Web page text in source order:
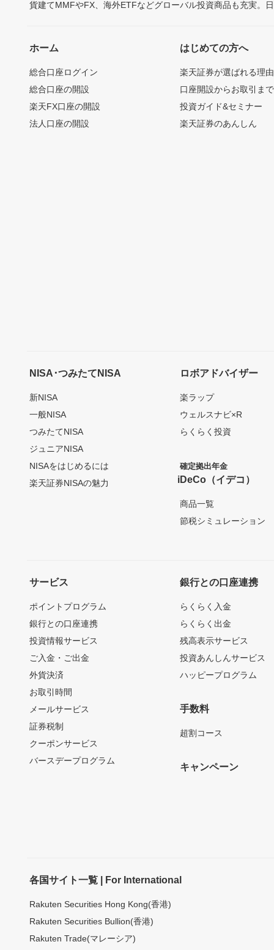
貨建てMMFやFX、海外ETFなどグローバル投資商品も充実。
ホーム
総合口座ログイン
総合口座の開設
楽天FX口座の開設
法人口座の開設
はじめての方へ
楽天証券が選ばれる理由
口座開設からお取引ま
投資ガイド&セミナー
楽天証券のあんしん
NISA･つみたてNISA
新NISA
一般NISA
つみたてNISA
ジュニアNISA
NISAをはじめるには
楽天証券NISAの魅力
ロボアドバイザー
楽ラップ
ウェルスナビ×R
らくらく投資
確定拠出年金
iDeCo（イデコ）
商品一覧
節税シミュレーション
サービス
ポイントプログラム
銀行との口座連携
投資情報サービス
ご入金・ご出金
外貨決済
お取引時間
メールサービス
証券税制
クーポンサービス
バースデープログラム
銀行との口座連携
らくらく入金
らくらく出金
残高表示サービス
投資あんしんサービス
ハッピープログラム
手数料
超割コース
キャンペーン
各国サイト一覧 | For International
Rakuten Securities Hong Kong(香港)
Rakuten Securities Bullion(香港)
Rakuten Trade(マレーシア)